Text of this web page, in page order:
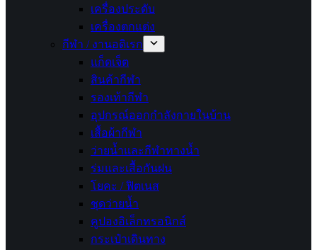
เครื่องประดับ
เครื่องตกแต่ง
กีฬา / งานอดิเรก
แก็ดเจ็ต
สินค้ากีฬา
รองเท้ากีฬา
อุปกรณ์ออกกำลังกายในบ้าน
เสื้อผ้ากีฬา
ว่ายน้ำและกีฬาทางน้ำ
ร่มและเสื้อกันฝน
โยคะ / ฟิตเนส
ชุดว่ายน้ำ
คูปองอิเล็กทรอนิกส์
กระเป๋าเดินทาง